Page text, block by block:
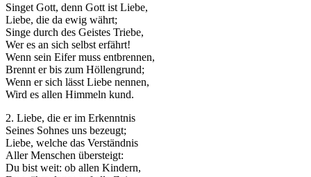
Singet Gott, denn Gott ist Liebe,
Liebe, die da ewig währt;
Singe durch des Geistes Triebe,
Wer es an sich selbst erfährt!
Wenn sein Eifer muss entbrennen,
Brennt er bis zum Höllengrund;
Wenn er sich lässt Liebe nennen,
Wird es allen Himmeln kund.
2. Liebe, die er im Erkenntnis
Seines Sohnes uns bezeugt;
Liebe, welche das Verständnis
Aller Menschen übersteigt:
Du bist weit: ob allen Kindern,